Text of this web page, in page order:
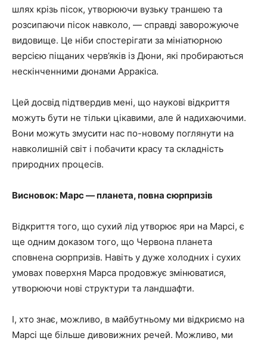
шлях крізь пісок, утворюючи вузьку траншею та
розсипаючи пісок навколо, — справді заворожуюче
видовище. Це ніби спостерігати за мініатюрною
версією піщаних черв’яків із Дюни, які пробираються
нескінченними дюнами Арракіса.
Цей досвід підтвердив мені, що наукові відкриття
можуть бути не тільки цікавими, але й надихаючими.
Вони можуть змусити нас по-новому поглянути на
навколишній світ і побачити красу та складність
природних процесів.
Висновок: Марс — планета, повна сюрпризів
Відкриття того, що сухий лід утворює яри на Марсі, є
ще одним доказом того, що Червона планета
сповнена сюрпризів. Навіть у дуже холодних і сухих
умовах поверхня Марса продовжує змінюватися,
утворюючи нові структури та ландшафти.
І, хто знає, можливо, в майбутньому ми відкриємо на
Марсі ще більше дивовижних речей. Можливо, ми